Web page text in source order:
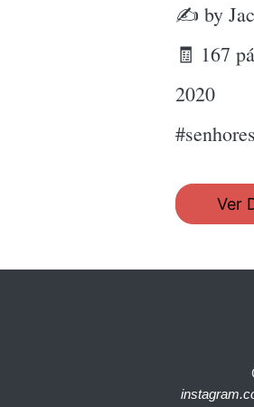
✍ by
🧾 167
2020
Ver